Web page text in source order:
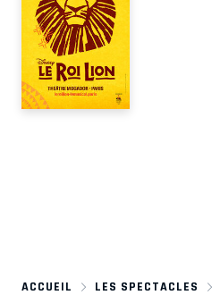
ACCUEIL LES SPECTACLES